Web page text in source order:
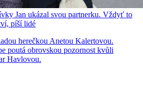
Jan ukázal svou partnerku. Vždyť to
píší lidé
herečkou Anetou Kalertovou.
poutá obrovskou pozornost kvůli
Havlovou.